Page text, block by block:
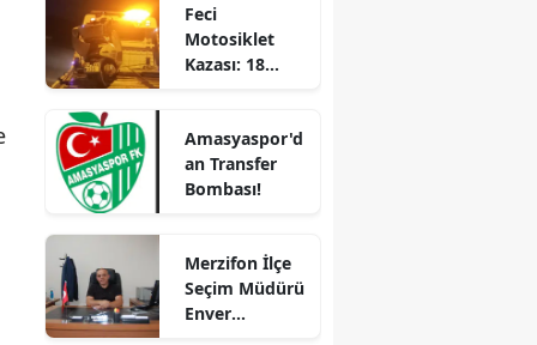
Eskişehir
Giresun
Gümüşhane
Hatay
Sürprizler,
Parada Yeni
Fırsatlar
Feci
Motosiklet
Kazası: 18
Kaybetti
Amasyaspor'd
an Transfer
Bombası!
Merzifon İlçe
Seçim Müdürü
Enver